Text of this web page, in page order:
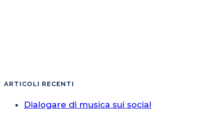
ARTICOLI RECENTI
Dialogare di musica sui social